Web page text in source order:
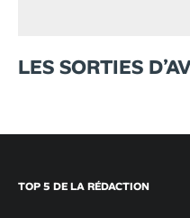
LES SORTIES
TOP 5 DE LA RÉDACTION